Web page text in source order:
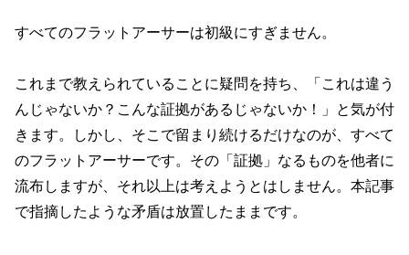
すべてのフラットアーサーは初級にすぎません。
これまで教えられていることに疑問を持ち、「これは違う
んじゃないか？こんな証拠があるじゃないか！」と気が付
きます。しかし、そこで留まり続けるだけなのが、すべて
のフラットアーサーです。その「証拠」なるものを他者に
流布しますが、それ以上は考えようとはしません。本記事
で指摘したような矛盾は放置したままです。